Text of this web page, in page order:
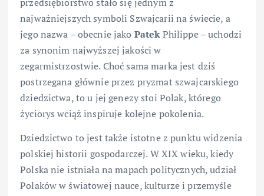
najważniejszych symboli Szwajcarii na świecie, a
jego nazwa – obecnie jako PatekPhilippe – uchodzi
za synonim najwyższej jakości w
zegarmistrzostwie. Choć sama marka jest dziś
postrzegana głównie przez pryzmat szwajcarskiego
dziedzictwa, to u jej genezy stoi Polak, którego
życiorys wciąż inspiruje kolejne pokolenia.
Dziedzictwo to jest także istotne z punktu widzenia
polskiej historii gospodarczej. W XIX wieku, kiedy
Polska nie istniała na mapach politycznych, udział
Polaków w światowej nauce, kulturze i przemyśle